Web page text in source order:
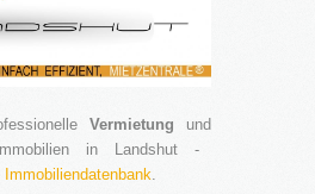
Vermietung und
in Landshut -
Immobiliendatenbank.